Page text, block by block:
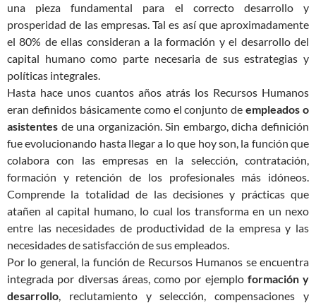
una pieza fundamental para el correcto desarrollo y
prosperidad de las empresas. Tal es así que aproximadamente
el 80% de ellas consideran a la formación y el desarrollo del
capital humano como parte necesaria de sus estrategias y
políticas integrales.
Hasta hace unos cuantos años atrás los Recursos Humanos
eran definidos básicamente como el conjunto deempleados o
asistentes de una organización. Sin embargo, dicha definición
fue evolucionando hasta llegar a lo que hoy son, la función que
colabora con las empresas en la selección, contratación,
formación y retención de los profesionales más idóneos.
Comprende la totalidad de las decisiones y prácticas que
atañen al capital humano, lo cual los transforma en un nexo
entre las necesidades de productividad de la empresa y las
necesidades de satisfacción de sus empleados.
Por lo general, la función de Recursos Humanos se encuentra
integrada por diversas áreas, como por ejemplo formación y
desarrollo, reclutamiento y selección, compensaciones y